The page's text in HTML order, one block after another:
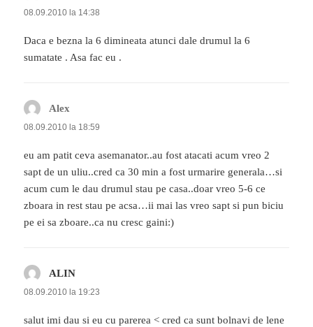
08.09.2010 la 14:38
Daca e bezna la 6 dimineata atunci dale drumul la 6
sumatate . Asa fac eu .
Alex
08.09.2010 la 18:59
eu am patit ceva asemanator..au fost atacati acum vreo 2
sapt de un uliu..cred ca 30 min a fost urmarire generala…si
acum cum le dau drumul stau pe casa..doar vreo 5-6 ce
zboara in rest stau pe acsa…ii mai las vreo sapt si pun biciu
pe ei sa zboare..ca nu cresc gaini:)
ALIN
08.09.2010 la 19:23
salut imi dau si eu cu parerea < cred ca sunt bolnavi de lene